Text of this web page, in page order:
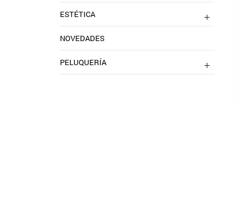
ESTÉTICA
NOVEDADES
PELUQUERÍA